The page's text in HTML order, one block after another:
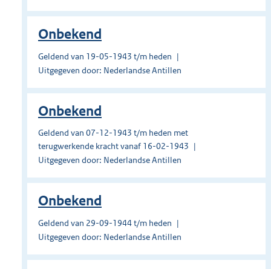
Onbekend
Geldend van 19-05-1943 t/m heden
Uitgegeven door: Nederlandse Antillen
Onbekend
Geldend van 07-12-1943 t/m heden met
terugwerkende kracht vanaf 16-02-1943
Uitgegeven door: Nederlandse Antillen
Onbekend
Geldend van 29-09-1944 t/m heden
Uitgegeven door: Nederlandse Antillen